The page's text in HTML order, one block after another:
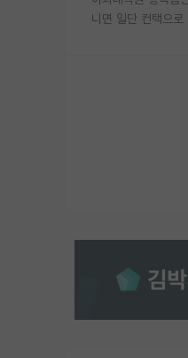
니면 일단 컨택으